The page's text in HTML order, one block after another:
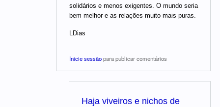
solidários e menos exigentes. O mundo seria
bem melhor e as relações muito mais puras.
LDias
Inicie sessãopara publicar comentários
Haja viveiros e nichos de